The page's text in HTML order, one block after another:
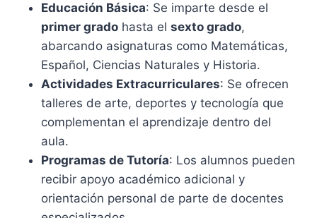
Educación Básica: Se imparte desde el
primer grado hasta el sexto grado,
abarcando asignaturas como Matemáticas,
Español, Ciencias Naturales y Historia.
Actividades Extracurriculares: Se ofrecen
talleres de arte, deportes y tecnología que
complementan el aprendizaje dentro del
aula.
Programas de Tutoría: Los alumnos pueden
recibir apoyo académico adicional y
orientación personal de parte de docentes